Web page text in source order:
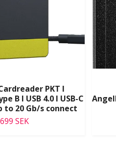
PKT I
B I USB 4.0 I USB-C
to 20 Gb/s connect
SEK